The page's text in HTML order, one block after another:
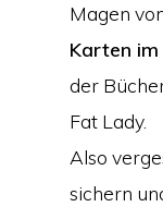
Magen
Karten
der
Fat Lady.
Also
sichern